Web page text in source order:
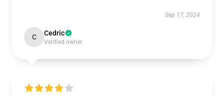
Sep 17, 2024
C Cedric
Verified owner